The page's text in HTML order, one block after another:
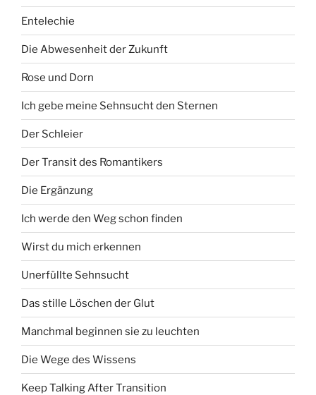
Entelechie
Die Abwesenheit der Zukunft
Rose und Dorn
Ich gebe meine Sehnsucht den Sternen
Der Schleier
Der Transit des Romantikers
Die Ergänzung
Ich werde den Weg schon finden
Wirst du mich erkennen
Unerfüllte Sehnsucht
Das stille Löschen der Glut
Manchmal beginnen sie zu leuchten
Die Wege des Wissens
Keep Talking After Transition